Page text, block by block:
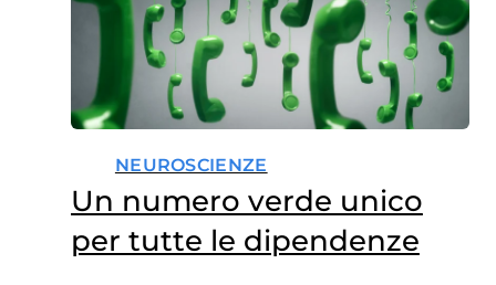
mentale, un non stare più bene
nella propria pelle. I ricercatori
che si occupano di menopausa
e neuroscienze ne discutono,
si…
NEUROSCIENZE
Un numero verde unico
per tutte le dipendenze